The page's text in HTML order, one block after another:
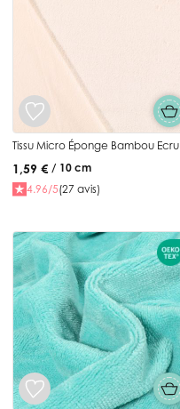
Tissu Micro Éponge Bambou Ecru
1,59 € / 10 cm
4.96/5(27 avis)